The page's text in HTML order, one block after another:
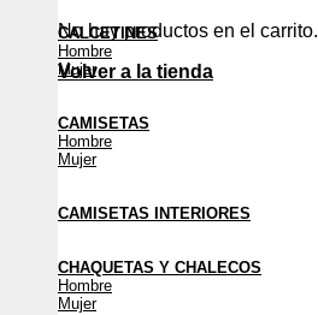
No hay productos en el carrito.
Volver a la tienda
CALCETINES
Hombre
Mujer
CAMISETAS
Hombre
Mujer
CAMISETAS INTERIORES
CHAQUETAS Y CHALECOS
Hombre
Mujer